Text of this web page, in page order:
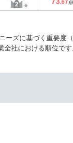
.67点
ズに基づく重要度
社における順位です